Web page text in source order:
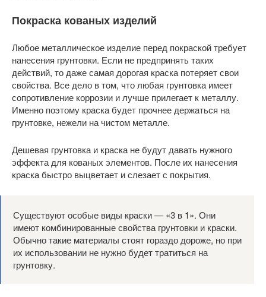
Покраска кованых изделий
Любое металлическое изделие перед покраской требует
нанесения грунтовки. Если не предпринять таких
действий, то даже самая дорогая краска потеряет свои
свойства. Все дело в том, что любая грунтовка имеет
сопротивление коррозии и лучше прилегает к металлу.
Именно поэтому краска будет прочнее держаться на
грунтовке, нежели на чистом металле.
Дешевая грунтовка и краска не будут давать нужного
эффекта для кованых элементов. После их нанесения
краска быстро выцветает и слезает с покрытия.
Существуют особые виды краски — «3 в 1». Они
имеют комбинированные свойства грунтовки и краски.
Обычно такие материалы стоят гораздо дороже, но при
их использовании не нужно будет тратиться на
грунтовку.